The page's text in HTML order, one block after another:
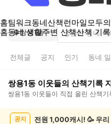
홈팀워크동네산책런마일모두
홈동네 생활주변 산책산책 기록
쌍용1동
전체글 공지 인기 동네
쌍용1동 이웃들의 산책기록
쌍용1동 이웃들이 직접 올린 산책기
공지 전원 1,000캐시! 🥳 우